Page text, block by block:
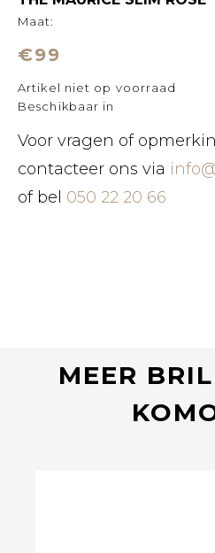
Maat:
€99
Artikel niet op voorraad
Beschikbaar in
Voor vragen of
contacteer ons via
of bel 050 22 20 66
MEER